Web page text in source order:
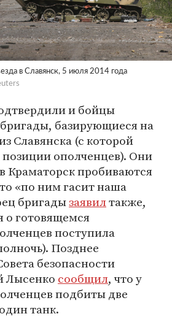
в Славянск, 5 июля 2014 года
и бойцы
базирующиеся на
Славянска (с которой
позиции ополченцев). Они
Краматорск пробиваются
«по ним гасит наша
бригадызаявилтакже,
готовящемся
поступила
Позднее
безопасности
Лысенко сообщил, что у
подбиты две
танк.